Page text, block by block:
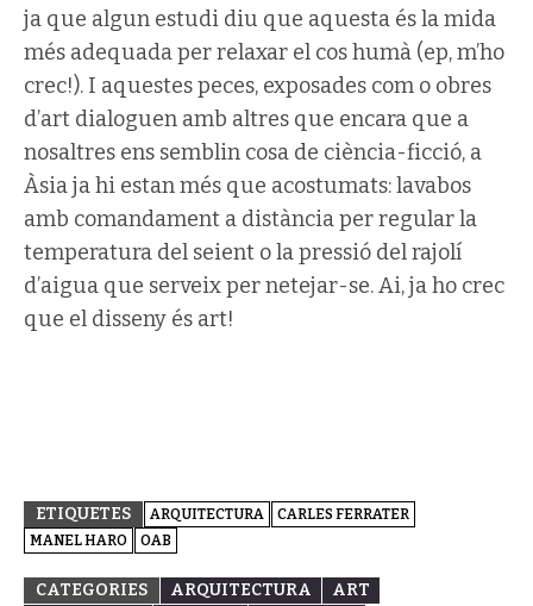
ja que algun estudi diu que aquesta és la mida
més adequada per relaxar el cos humà (ep, m’ho
crec!). I aquestes peces, exposades com o obres
d’art dialoguen amb altres que encara que a
nosaltres ens semblin cosa de ciència-ficció, a
Àsia ja hi estan més que acostumats: lavabos
amb comandament a distància per regular la
temperatura del seient o la pressió del rajolí
d’aigua que serveix per netejar-se. Ai, ja ho crec
que el disseny és art!
ETIQUETES ARQUITECTURA
CARLES FERRATER
MANEL HARO
OAB
CATEGORIES ARQUITECTURA
ART